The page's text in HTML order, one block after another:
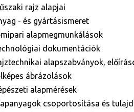
rajz alapjai
- és gyártásismeret
alapmegmunkálások
dokumentációk
alapszabványok,
ábrázolások
alapmérések
csoportosítása és